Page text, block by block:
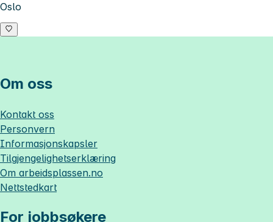
Oslo
Om oss
Kontakt oss
Personvern
Informasjonskapsler
Tilgjengelighetserklæring
Om arbeidsplassen.no
Nettstedkart
For jobbsøkere